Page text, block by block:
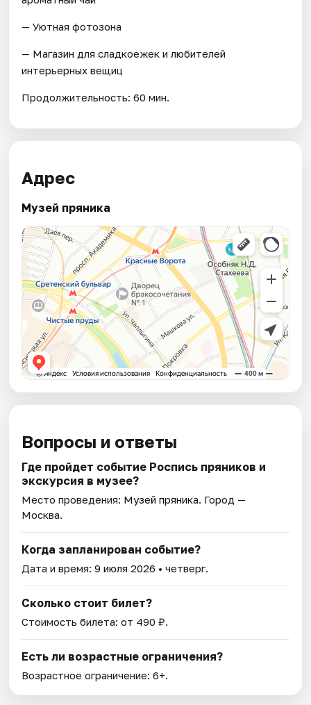
— Уютная фотозона
— Магазин для сладкоежек и любителей
интерьерных вещиц
Продолжительность: 60 мин.
Адрес
Музей пряника
Вопросы и ответы
Где пройдет событие Роспись пряников и
экскурсия в музее?
Место проведения: Музей пряника. Город —
Москва.
Когда запланирован событие?
Дата и время:9 июля 2026 • четверг.
Сколько стоит билет?
Стоимость билета: от 490 ₽.
Есть ли возрастные ограничения?
Возрастное ограничение: 6+.